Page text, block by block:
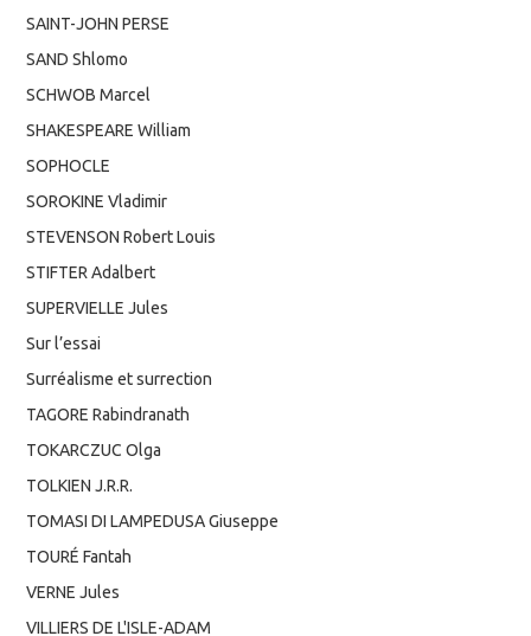
SAINT-JOHN PERSE
SAND Shlomo
SCHWOB Marcel
SHAKESPEARE William
SOPHOCLE
SOROKINE Vladimir
STEVENSON Robert Louis
STIFTER Adalbert
SUPERVIELLE Jules
Sur l’essai
Surréalisme et surrection
TAGORE Rabindranath
TOKARCZUC Olga
TOLKIEN J.R.R.
TOMASI DI LAMPEDUSA Giuseppe
TOURÉ Fantah
VERNE Jules
VILLIERS DE L'ISLE-ADAM